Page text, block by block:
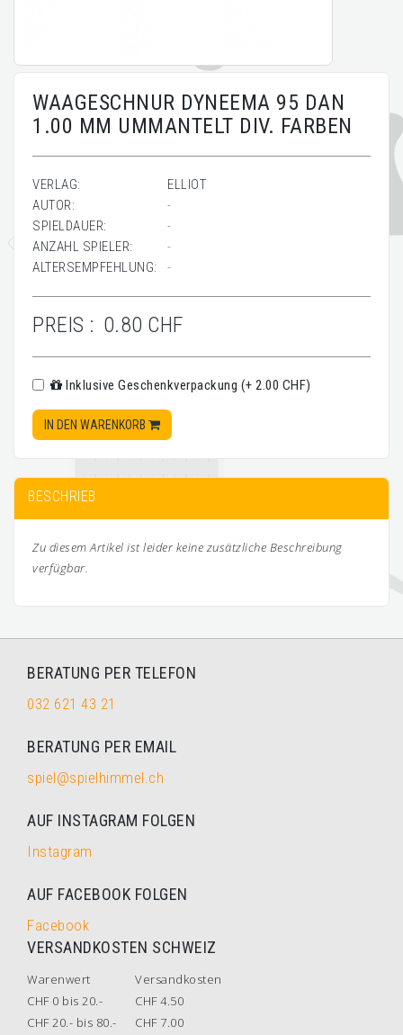
WAAGESCHNUR DYNEEMA 95 DAN
1.00 MM UMMANTELT DIV. FARBEN
VERLAG:
ELLIOT
AUTOR:
-
SPIELDAUER:
-
ANZAHL SPIELER:
-
ALTERSEMPFEHLUNG:
-
PREIS : 0.80 CHF
Inklusive Geschenkverpackung (+ 2.00 CHF)
IN DEN WARENKORB
BESCHRIEB
Zu diesem Artikel ist leider keine zusätzliche Beschreibung
verfügbar.
BERATUNG PER TELEFON
032 621 43 21
BERATUNG PER EMAIL
spiel@spielhimmel.ch
AUF INSTAGRAM FOLGEN
Instagram
AUF FACEBOOK FOLGEN
Facebook
VERSANDKOSTEN SCHWEIZ
Warenwert
Versandkosten
CHF 0 bis 20.-
CHF 4.50
CHF 20.- bis 80.-
CHF 7.00